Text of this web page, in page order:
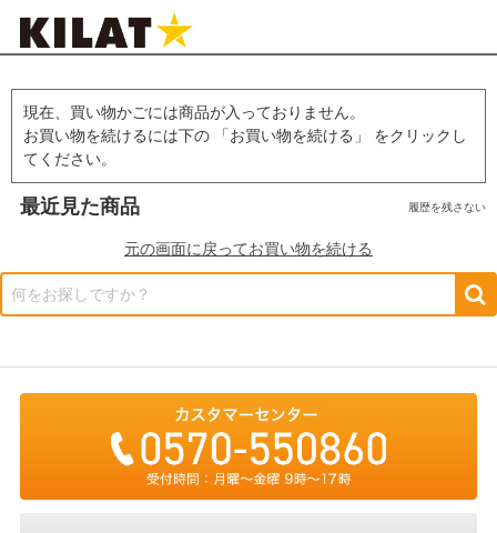
現在、買い物かごには商品が入っておりません。
お買い物を続けるには下の 「お買い物を続ける」 をクリックし
てください。
最近見た商品 履歴を残さない
元の画面に戻ってお買い物を続ける
何をお探しですか？